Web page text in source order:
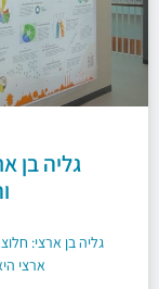
גליה בן
גליה בן ארצי:
ארצי